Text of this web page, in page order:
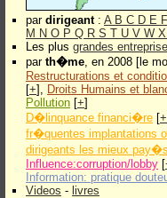
par dirigeant: A B C D E F
M N O P Q R S T U V W X
Les plus grandes
par th�me, en 2008 [le
Restructurations et
[+], Droits Humains et
Pollution [+]
D�linquance financi�re [+
fr�quentes implantations
dirigeants les mieux pay�s
Influence:corruption/lobby [
Information: pratique
Videos - livres